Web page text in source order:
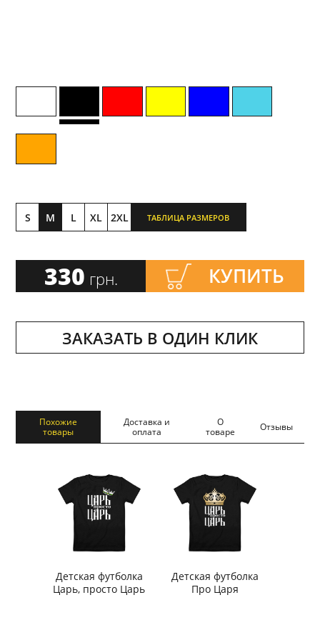
S M L XL 2XL ТАБЛИЦА РАЗМЕРОВ
330 грн. КУПИТЬ
ЗАКАЗАТЬ В ОДИН КЛИК
Похожие
товары
Доставка и
оплата
О
товаре
Отзывы
Детская футболка
Царь, просто Царь
Детская футболка
Про Царя